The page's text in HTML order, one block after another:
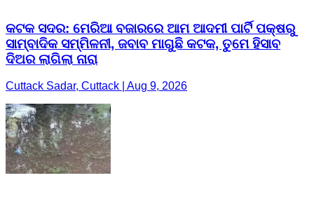
କଟକ ସଦର: ମେରିଆ ବଜାରରେ ଆମ ଆଦମୀ ପାର୍ଟି ପକ୍ଷରୁ
ସାମ୍ବାଦିକ ସମ୍ମିଳନୀ, ଜବାବ ମାଗୁଛି କଟକ, ତୁମେ ହିସାବ
ଦିଅର ଲାଗିଲା ନାରା
Cuttack Sadar, Cuttack | Aug 9, 2026